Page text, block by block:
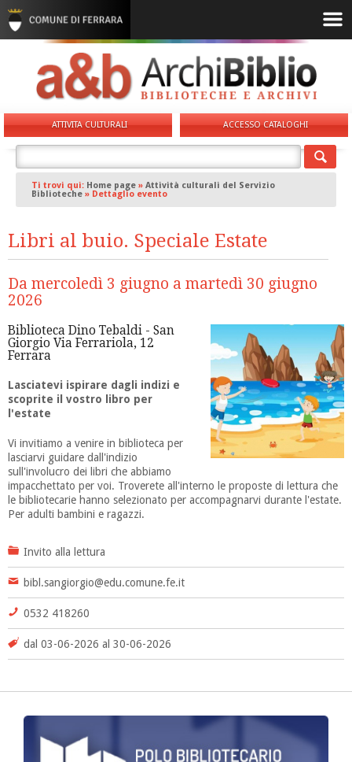
ATTIVITA CULTURALI ACCESSO CATALOGHI
Ti trovi qui: Home page » Attività culturali del Servizio
Biblioteche » Dettaglio evento
Libri al buio. Speciale Estate
Da mercoledì 3 giugno a martedì 30 giugno
2026
Biblioteca Dino Tebaldi - San
Giorgio Via Ferrariola, 12
Ferrara
Lasciatevi ispirare dagli indizi e
scoprite il vostro libro per
l'estate
Vi invitiamo a venire in biblioteca per
lasciarvi guidare dall'indizio
sull'involucro dei libri che abbiamo
impacchettato per voi. Troverete all'interno le proposte di lettura che
le bibliotecarie hanno selezionato per accompagnarvi durante l'estate.
Per adulti bambini e ragazzi.
Invito alla lettura
bibl.sangiorgio@edu.comune.fe.it
0532 418260
dal 03-06-2026 al 30-06-2026